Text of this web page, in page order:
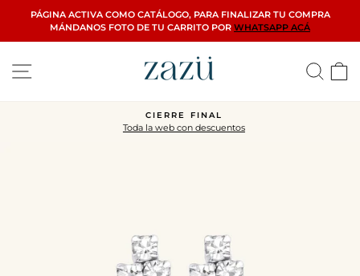
directamente
al
PÁGINA ACTIVA COMO CATÁLOGO, PARA FINALIZAR TU COMPRA
MÁNDANOS FOTO DE TU CARRITO POR WHATSAPP ACÁ
diapositivas
CIERRE FINAL
Toda la web con descuentos